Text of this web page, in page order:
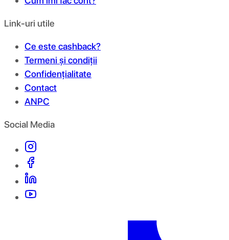
Link-uri utile
Ce este cashback?
Termeni și condiții
Confidențialitate
Contact
ANPC
Social Media